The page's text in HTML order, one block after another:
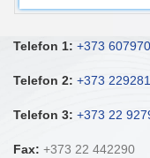
Telefon 1: +373
Telefon 2: +373
Telefon 3: +373 22
Fax: +373 22 442290